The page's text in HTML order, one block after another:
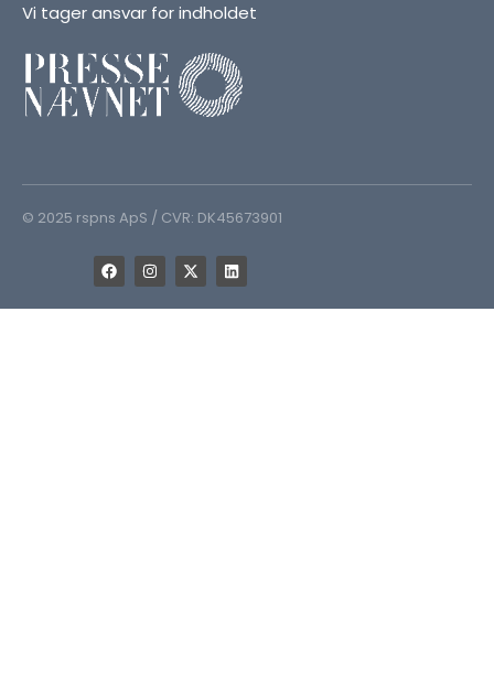
Vi tager ansvar for indholdet
© 2025 rspns ApS / CVR: DK45673901